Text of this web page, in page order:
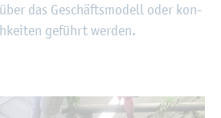
das Ge­schäfts­mo­dell oder kon­
ge­führt wer­den.